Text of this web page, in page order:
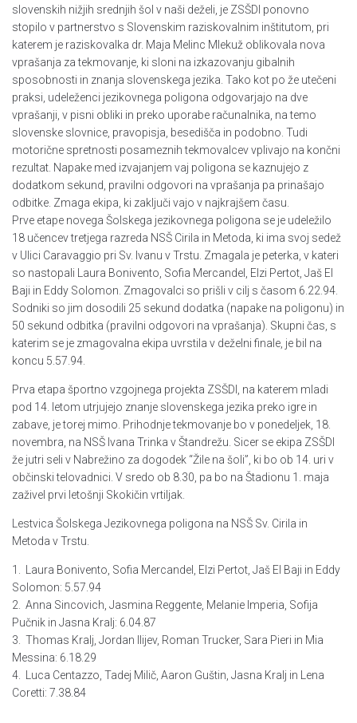
slovenskih nižjih srednjih šol v naši deželi, je ZSŠDI ponovno
stopilo v partnerstvo s Slovenskim raziskovalnim inštitutom, pri
katerem je raziskovalka dr. Maja Melinc Mlekuž oblikovala nova
vprašanja za tekmovanje, ki sloni na izkazovanju gibalnih
sposobnosti in znanja slovenskega jezika. Tako kot po že utečeni
praksi, udeleženci jezikovnega poligona odgovarjajo na dve
vprašanji, v pisni obliki in preko uporabe računalnika, na temo
slovenske slovnice, pravopisja, besedišča in podobno. Tudi
motorične spretnosti posameznih tekmovalcev vplivajo na končni
rezultat. Napake med izvajanjem vaj poligona se kaznujejo z
dodatkom sekund, pravilni odgovori na vprašanja pa prinašajo
odbitke. Zmaga ekipa, ki zaključi vajo v najkrajšem času.
Prve etape novega Šolskega jezikovnega poligona se je udeležilo
18 učencev tretjega razreda NSŠ Cirila in Metoda, ki ima svoj sedež
v Ulici Caravaggio pri Sv. Ivanu v Trstu. Zmagala je peterka, v kateri
so nastopali Laura Bonivento, Sofia Mercandel, Elzi Pertot, Jaš El
Baji in Eddy Solomon. Zmagovalci so prišli v cilj s časom 6.22.94.
Sodniki so jim dosodili 25 sekund dodatka (napake na poligonu) in
50 sekund odbitka (pravilni odgovori na vprašanja). Skupni čas, s
katerim se je zmagovalna ekipa uvrstila v deželni finale, je bil na
koncu 5.57.94.
Prva etapa športno vzgojnega projekta ZSŠDI, na katerem mladi
pod 14. letom utrjujejo znanje slovenskega jezika preko igre in
zabave, je torej mimo. Prihodnje tekmovanje bo v ponedeljek, 18.
novembra, na NSŠ Ivana Trinka v Štandrežu. Sicer se ekipa ZSŠDI
že jutri seli v Nabrežino za dogodek “Žile na šoli”, ki bo ob 14. uri v
občinski telovadnici. V sredo ob 8.30, pa bo na Štadionu 1. maja
zaživel prvi letošnji Skokičin vrtiljak.
Lestvica Šolskega Jezikovnega poligona na NSŠ Sv. Cirila in
Metoda v Trstu.
1. Laura Bonivento, Sofia Mercandel, Elzi Pertot, Jaš El Baji in Eddy
Solomon: 5.57.94
2. Anna Sincovich, Jasmina Reggente, Melanie Imperia, Sofija
Pučnik in Jasna Kralj: 6.04.87
3. Thomas Kralj, Jordan Ilijev, Roman Trucker, Sara Pieri in Mia
Messina: 6.18.29
4. Luca Centazzo, Tadej Milič, Aaron Guštin, Jasna Kralj in Lena
Coretti: 7.38.84